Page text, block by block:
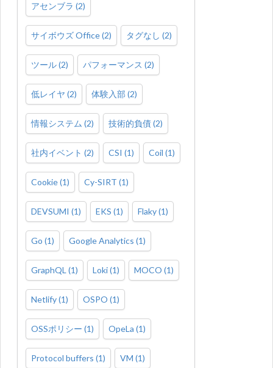
アセンブラ (2)
サイボウズ Office(2) タグなし (2)
ツール(2) パフォーマンス (2)
低レイヤ (2) 体験入部 (2)
情報システム (2) 技術的負債(2)
社内イベント (2) CSI (1) Coil (1)
Cookie(1) Cy-SIRT (1)
DEVSUMI (1) EKS (1) Flaky(1)
Go (1) Google Analytics (1)
GraphQL (1) Loki(1) MOCO (1)
Netlify(1) OSPO (1)
OSSポリシー (1) OpeLa (1)
Protocol buffers (1) VM (1)